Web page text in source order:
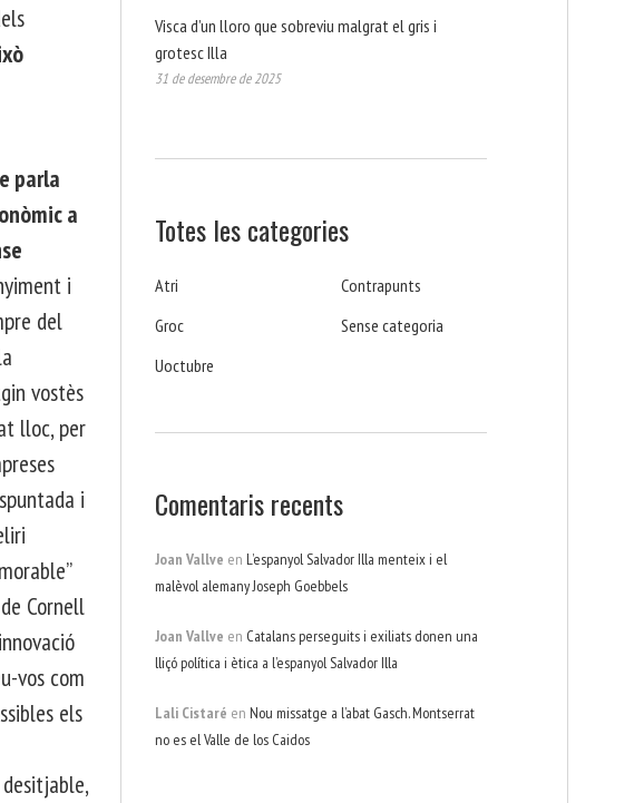
parla
a
i
del
vostès
lloc, per
i
Cornell
vos com
els
Visca d’un lloro que sobreviu malgrat el gris i
grotesc Illa
31 de desembre de 2025
Totes les categories
Atri
Contrapunts
Groc
Sense categoria
Uoctubre
Comentaris recents
Joan Vallve en L’espanyol Salvador Illa menteix i el
malèvol alemany Joseph Goebbels
Joan Vallve en Catalans perseguits i exiliats donen una
lliçó política i ètica a l’espanyol Salvador Illa
Lali Cistaré en Nou missatge a l’abat Gasch. Montserrat
no es el Valle de los Caidos